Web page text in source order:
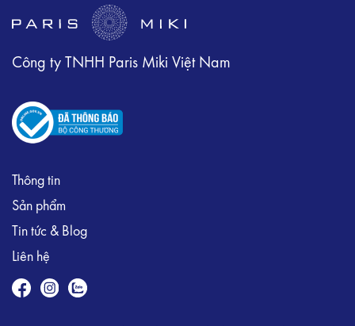
Công ty TNHH Paris Miki Việt Nam
Thông tin
Sản phẩm
Tin tức & Blog
Liên hệ